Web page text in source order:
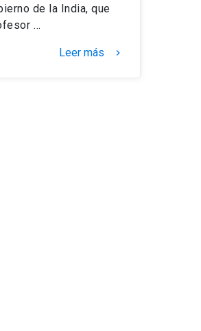
de la India, que
…
Leer más keyboard_arrow_right